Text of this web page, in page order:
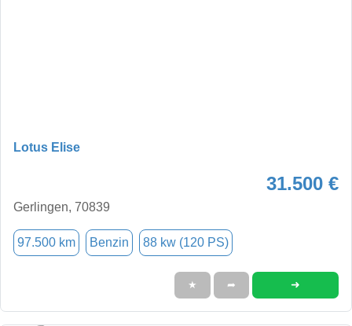
Lotus Elise
31.500 €
Gerlingen, 70839
97.500 km Benzin 88 kw (120 PS)
★ ➦ ➜